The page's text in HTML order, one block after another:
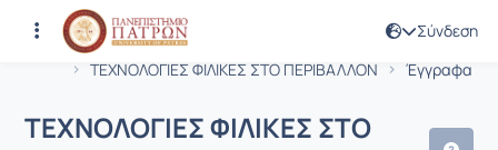
Σύνδεση
Αρχική Σελίδα
ΤΕΧΝΟΛΟΓΙΕΣ ΦΙΛΙΚΕΣ ΣΤΟ ΠΕΡΙΒΑΛΛΟΝ
Έγγραφα
Μάθημα : ΤΕΧΝΟΛΟΓΙΕΣ ΦΙΛΙΚΕΣ
Κωδικός : AS118
ΤΕΧΝΟΛΟΓΙΕΣ ΦΙΛΙΚΕΣ ΣΤΟ